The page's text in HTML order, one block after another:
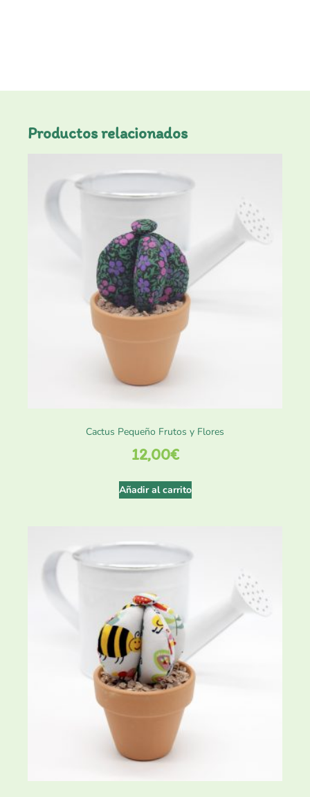
Productos relacionados
Cactus Pequeño Frutos y Flores
12,00€
Añadir al carrito